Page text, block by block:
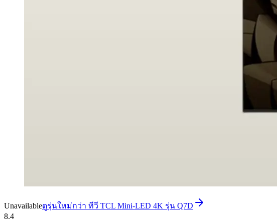
Unavailableดูรุ่นใหม่กว่า ทีวี TCL Mini-LED 4K รุ่น Q7D
8.4